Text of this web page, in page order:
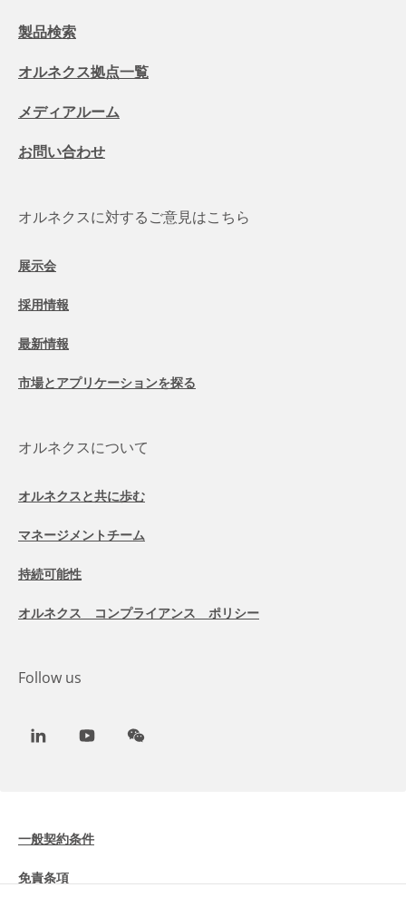
製品検索
オルネクス拠点一覧
メディアルーム
お問い合わせ
オルネクスに対するご意見はこちら
展示会
採用情報
最新情報
市場とアプリケーションを探る
オルネクスについて
オルネクスと共に歩む
マネージメントチーム
持続可能性
オルネクス コンプライアンス ポリシー
Follow us
LinkedInYoutubeWeChat
一般契約条件
免責条項